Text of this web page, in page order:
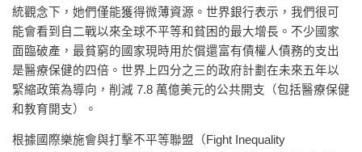
統觀念下，她們僅能獲得微薄資源。世界銀行表示，我們很可
能會看到自二戰以來全球不平等和貧困的最大增長。不少國家
面臨破產，最貧窮的國家現時用於償還富有債權人債務的支出
是醫療保健的四倍。世界上四分之三的政府計劃在未來五年以
緊縮政策為導向，削減 7.8 萬億美元的公共開支（包括醫療保健
和教育開支）。
根據國際樂施會與打擊不平等聯盟（Fight Inequality